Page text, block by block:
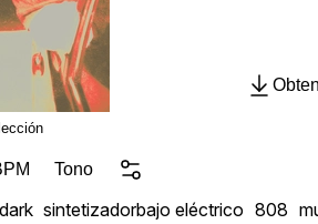
frases vocales
bass pesadas con glide,
está cuidadosamente
que dan al Drill moderno
Tono
dark sintetizadorbajo eléctrico 808